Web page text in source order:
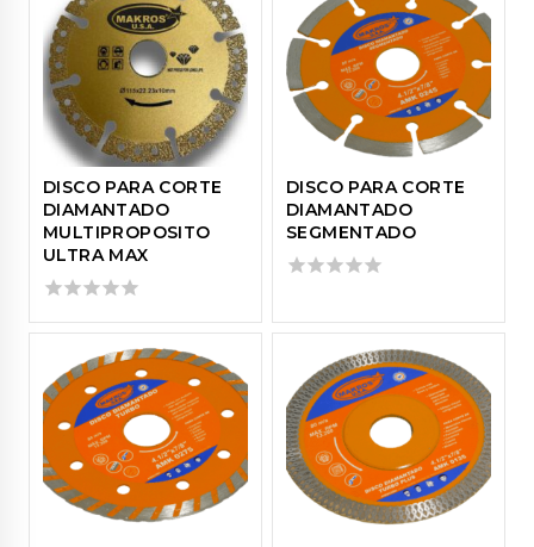
DISCO PARA CORTE
DIAMANTADO
MULTIPROPOSITO
ULTRA MAX
0
out
5
DISCO PARA CORTE
DIAMANTADO
SEGMENTADO
out
of